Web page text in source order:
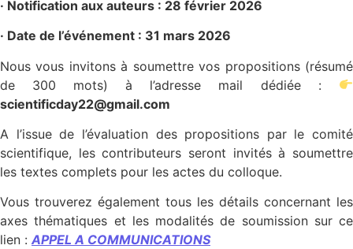
· Notification aux auteurs : 28 février 2026
· Date de l’événement : 31 mars 2026
Nous vous invitons à soumettre vos propositions (résumé
de 300 mots) à l’adresse mail dédiée :
scientificday22@gmail.com
A l’issue de l’évaluation des propositions par le comité
scientifique, les contributeurs seront invités à soumettre
les textes complets pour les actes du colloque.
Vous trouverez également tous les détails concernant les
axes thématiques et les modalités de soumission sur ce
lien : APPEL A COMMUNICATIONS